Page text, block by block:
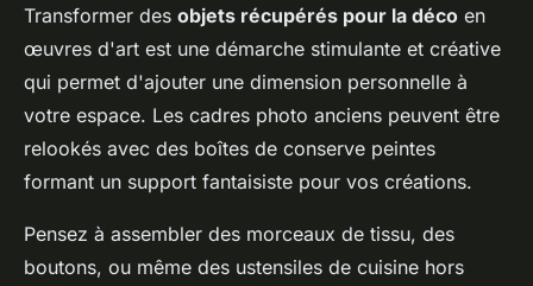
Transformer des objets récupérés pour la déco en
œuvres d'art est une démarche stimulante et créative
qui permet d'ajouter une dimension personnelle à
votre espace. Les cadres photo anciens peuvent être
relookés avec des boîtes de conserve peintes
formant un support fantaisiste pour vos créations.
Pensez à assembler des morceaux de tissu, des
boutons, ou même des ustensiles de cuisine hors